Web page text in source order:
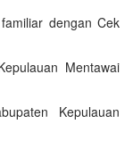
dengan Cek
Mentawai
Kepulauan